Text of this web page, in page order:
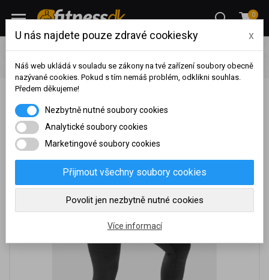
0
Oblečení Dámské fitness oblečení Legíny
Nebbia
Python Legíny s vysokým pasem a vzorem hadí kůže 407
Nebbia Python Legíny s vysokým pasem a vzorem
hadí kůže 407
dosaženého obratu za
sledované období, byl váš
účet přeřazen do jiné
skupiny:
U nás najdete pouze zdravé cookiesky x
Náš web ukládá v souladu se zákony na tvé zařízení soubory obecně
nazývané cookies. Pokud s tím nemáš problém, odklikni souhlas.
Předem děkujeme!
Nezbytně nutné soubory cookies
Analytické soubory cookies
Marketingové soubory cookies
Přijmout všechny soubory cookies
Povolit jen nezbytně nutné cookies
Více informací